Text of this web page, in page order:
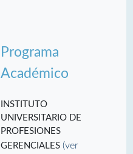
Programa
Académico
INSTITUTO
UNIVERSITARIO DE
PROFESIONES
GERENCIALES(ver